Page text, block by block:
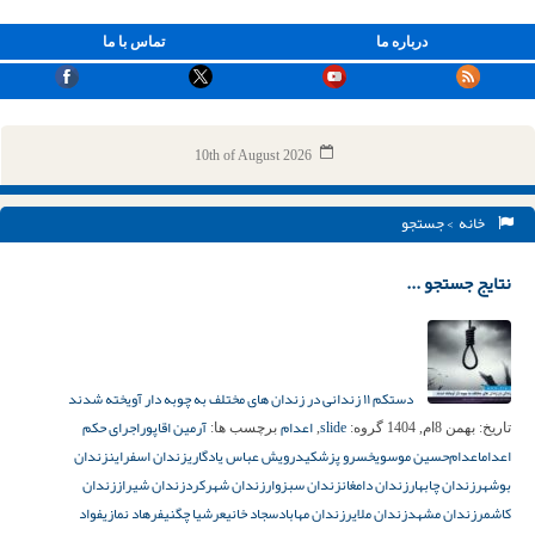
تماس با ما درباره ما
10th of August 2026
خانه > جستجو
نتایج جستجو ...
دستکم ۱۱ زندانی در زندان های مختلف به چوبه دار آویخته شدند
تاریخ: بهمن 8ام, 1404 گروه: slide
, اعدام برچسب ها: آرمین اقاپوراجرای حکم
اعداماعدام‌حسین موسویخسرو پزشکیدرویش عباس یادگاریزندان اسفراینزندان
بوشهرزندان چابهارزندان دامغانزندان سبزوارزندان شهرکردزندان شیراززندان
کاشمرزندان مشهدزندان ملایرزندان مهابادسجاد خانیعرشیا چگنیفرهاد نمازیفواد